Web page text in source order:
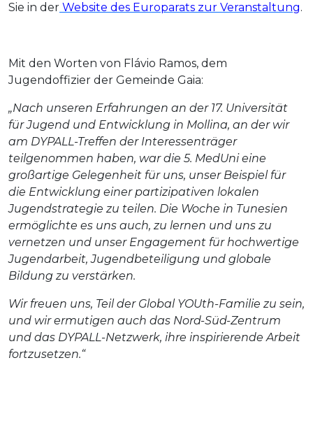
Sie in der Website des Europarats zur Veranstaltung.
Mit den Worten von Flávio Ramos, dem
Jugendoffizier der Gemeinde Gaia:
„Nach unseren Erfahrungen an der 17. Universität
für Jugend und Entwicklung in Mollina, an der wir
am DYPALL-Treffen der Interessenträger
teilgenommen haben, war die 5. MedUni eine
großartige Gelegenheit für uns, unser Beispiel für
die Entwicklung einer partizipativen lokalen
Jugendstrategie zu teilen. Die Woche in Tunesien
ermöglichte es uns auch, zu lernen und uns zu
vernetzen und unser Engagement für hochwertige
Jugendarbeit, Jugendbeteiligung und globale
Bildung zu verstärken.
Wir freuen uns, Teil der Global YOUth-Familie zu sein,
und wir ermutigen auch das Nord-Süd-Zentrum
und das DYPALL-Netzwerk, ihre inspirierende Arbeit
fortzusetzen.“